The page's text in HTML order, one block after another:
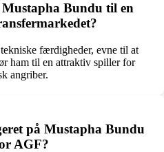
Bundu til en
færdigheder, evne til at
ham til en attraktiv spiller for
angriber.
på Mustapha Bundu
AGF?